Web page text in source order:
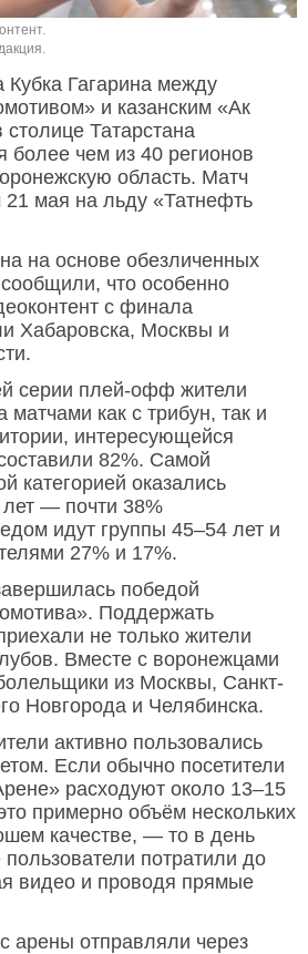
Гагарина между
и казанским «Ак
Татарстана
более чем из 40 регионов
область. Матч
21 мая на льду «Татнефть
на основе обезличенных
что особенно
с финала
Хабаровска, Москвы и
серии плей-офф жители
матчами как с трибун, так и
интересующейся
82%. Самой
категорией оказались
— почти 38%
идут группы 45–54 лет и
27% и 17%.
победой
Поддержать
не только жители
Вместе с воронежцами
из Москвы, Санкт-
Новгорода и Челябинска.
активно пользовались
Если обычно посетители
расходуют около 13–15
примерно объём нескольких
качестве, — то в день
потратили до
видео и проводя прямые
арены отправляли через